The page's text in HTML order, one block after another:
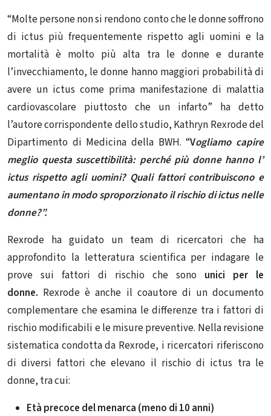
“Molte persone non si rendono conto che le donne soffrono
di ictus più frequentemente rispetto agli uomini e la
mortalità è molto più alta tra le donne e durante
l’invecchiamento, le donne hanno maggiori probabilità di
avere un ictus come prima manifestazione di malattia
cardiovascolare piuttosto che un infarto” ha detto
l’autore corrispondente dello studio, Kathryn Rexrode del
Dipartimento di Medicina della BWH. “Vogliamo capire
meglio questa suscettibilità: perché più donne hanno l’
ictus rispetto agli uomini? Quali fattori contribuiscono e
aumentano in modo sproporzionato il rischio di ictus nelle
donne?”.
Rexrode ha guidato un team di ricercatori che ha
approfondito la letteratura scientifica per indagare le
prove sui fattori di rischio che sono unici per le
donne. Rexrode è anche il coautore di un documento
complementare che esamina le differenze tra i fattori di
rischio modificabili e le misure preventive. Nella revisione
sistematica condotta da Rexrode, i ricercatori riferiscono
di diversi fattori che elevano il rischio di ictus tra le
donne, tra cui:
Età precoce del menarca (meno di 10 anni)